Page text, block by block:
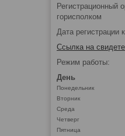
Регистрационный
горисполком
Дата регистрации
Ссылка на
Режим работы:
День
Понедельник
Вторник
Среда
Четверг
Пятница